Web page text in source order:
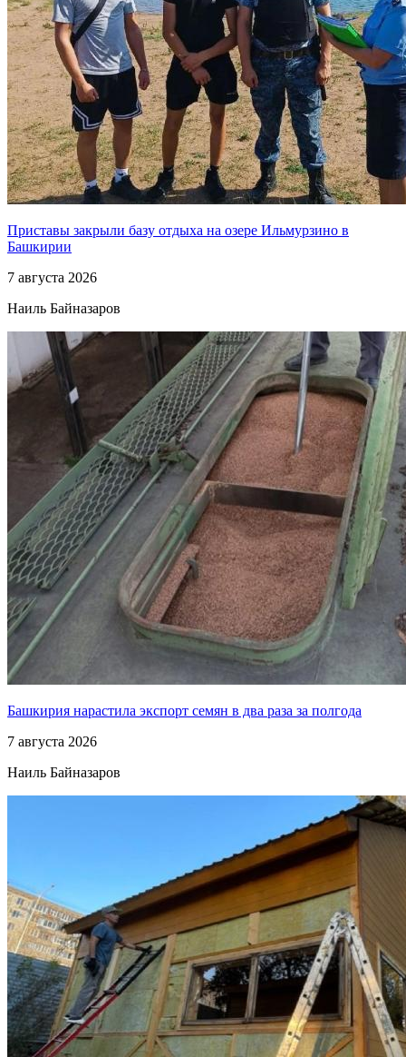
Приставы закрыли базу отдыха на озере Ильмурзино в
Башкирии
7 августа 2026
Наиль Байназаров
Башкирия нарастила экспорт семян в два раза за полгода
7 августа 2026
Наиль Байназаров